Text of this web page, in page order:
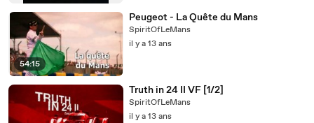
54:15
Peugeot - La Quête du Mans
SpiritOfLeMans
il y a 13 ans
Truth in 24 II VF [1/2]
SpiritOfLeMans
il y a 13 ans